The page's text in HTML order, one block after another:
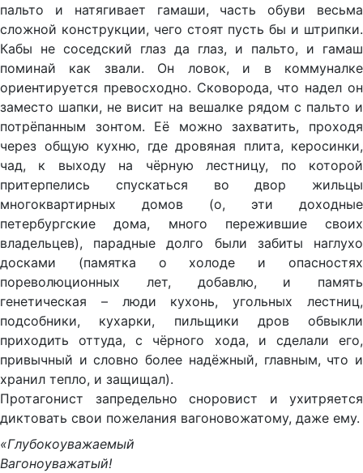
пальто и натягивает гамаши, часть обуви весьма
сложной конструкции, чего стоят пусть бы и штрипки.
Кабы не соседский глаз да глаз, и пальто, и гамаш
поминай как звали. Он ловок, и в коммуналке
ориентируется превосходно. Сковорода, что надел он
заместо шапки, не висит на вешалке рядом с пальто и
потрёпанным зонтом. Её можно захватить, проходя
через общую кухню, где дровяная плита, керосинки,
чад, к выходу на чёрную лестницу, по которой
притерпелись спускаться во двор жильцы
многоквартирных домов (о, эти доходные
петербургские дома, много пережившие своих
владельцев), парадные долго были забиты наглухо
досками (памятка о холоде и опасностях
пореволюционных лет, добавлю, и память
генетическая – люди кухонь, угольных лестниц,
подсобники, кухарки, пильщики дров обвыкли
приходить оттуда, с чёрного хода, и сделали его,
привычный и словно более надёжный, главным, что и
хранил тепло, и защищал).
Протагонист запредельно сноровист и ухитряется
диктовать свои пожелания вагоновожатому, даже ему.
«Глубокоуважаемый
Вагоноуважатый!